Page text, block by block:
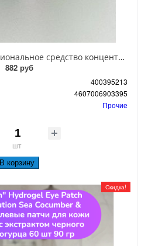
Циперметрин Профессиональное средство концентрат эмульсии 25% для уничтожения тараканов, мух,комаров, блох, клопов, муравьев, ос 50 мл
882 руб
400395213
4607006903395
Прочие
шт
В корзину
Скидка!